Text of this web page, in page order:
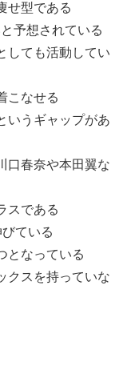
せ型である
予想されている
しても活動してい
こなせる
いうギャップがあ
口春奈や本田翼な
スである
ている
となっている
クスを持っていな